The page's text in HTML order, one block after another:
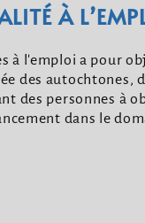
À
à l'emploi a pour
des autochtones,
des personnes à
dans le